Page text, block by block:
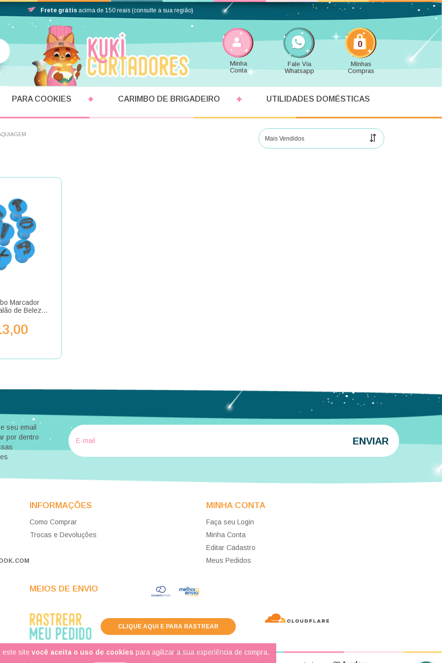
Frete grátis acima de 150 reais (consulte a sua região)
Minha
Conta
Fale Via
Whatsapp
Minhas
Compras
0
PARA COOKIES CARIMBO DE BRIGADEIRO UTILIDADES DOMÉSTICAS
este site você aceita o uso de cookies para agilizar a sua experiência de compra.
Marcador
de Beleza
seu email
por dentro
INFORMAÇÕES
Como Comprar
Trocas e Devoluções
MINHA CONTA
Faça seu Login
Minha Conta
Editar Cadastro
Meus Pedidos
MEIOS DE ENVIO
CLIQUE AQUI E PARA RASTREAR